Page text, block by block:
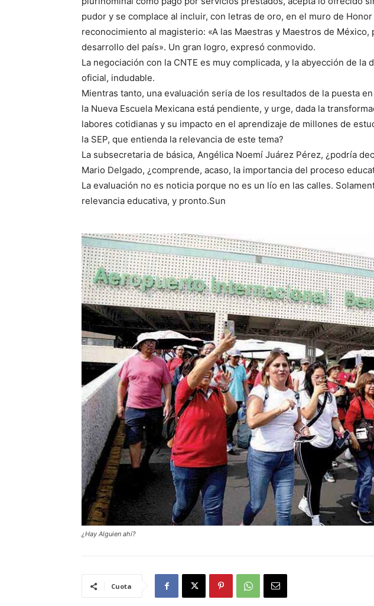
pudor y se complace al incluir, con letras de oro, en el muro de
reconocimiento al magisterio: «A las Maestras y Maestros de
desarrollo del país». Un gran logro, expresó conmovido.
La negociación con la CNTE es muy complicada, y la abyección de la
oficial, indudable.
Mientras tanto, una evaluación seria de los resultados de la puesta
la Nueva Escuela Mexicana está pendiente, y urge, dada la
labores cotidianas y su impacto en el aprendizaje de millones de
la SEP, que entienda la relevancia de este tema?
La subsecretaria de básica, Angélica Noemí Juárez Pérez, ¿podría
Mario Delgado, ¿comprende, acaso, la importancia del proceso
La evaluación no es noticia porque no es un lío en las calles.
relevancia educativa, y pronto.Sun
¿Hay Alguien ahí?
Cuota